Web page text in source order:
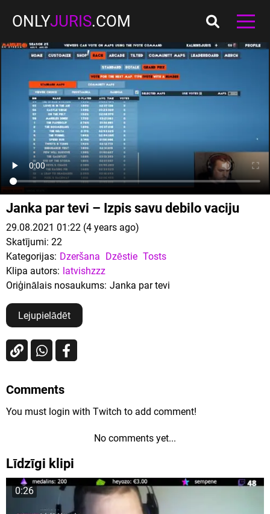
ONLYJURIS.COM
Janka par tevi – Izpis savu debilo vaciju
29.08.2021 01:22 (4 years ago)
Skatījumi: 22
Kategorijas: Dzeršana Dzēstie Tosts
Klipa autors: latvishzzz
Oriģinālais nosaukums: Janka par tevi
Lejupielādēt
Comments
You must login with Twitch to add comment!
No comments yet...
Līdzīgi klipi
0:26